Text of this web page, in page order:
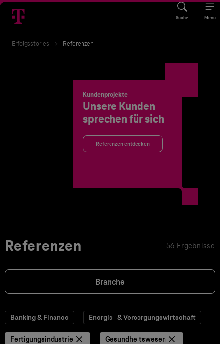
Suche Menü
Erfolgsstories Referenzen
Kundenprojekte
Unsere Kunden
sprechen für sich
Referenzen entdecken
Referenzen 56 Ergebnisse
Branche
Banking & Finance Energie- & Versorgungswirtschaft
Fertigungsindustrie Gesundheitswesen